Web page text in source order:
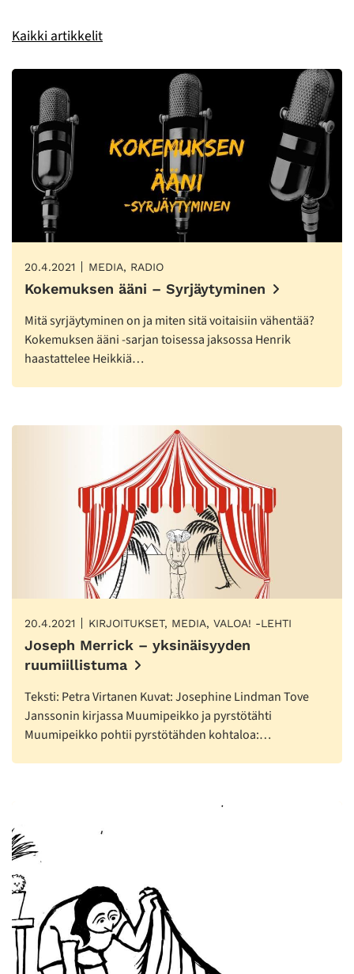
Kaikki artikkelit
20.4.2021 MEDIA, RADIO
Kokemuksen ääni – Syrjäytyminen
Mitä syrjäytyminen on ja miten sitä voitaisiin vähentää?
Kokemuksen ääni -sarjan toisessa jaksossa Henrik
haastattelee Heikkiä…
20.4.2021 KIRJOITUKSET, MEDIA, VALOA! -LEHTI
Joseph Merrick – yksinäisyyden
ruumiillistuma
Teksti: Petra Virtanen Kuvat: Josephine Lindman Tove
Janssonin kirjassa Muumipeikko ja pyrstötähti
Muumipeikko pohtii pyrstötähden kohtaloa:…